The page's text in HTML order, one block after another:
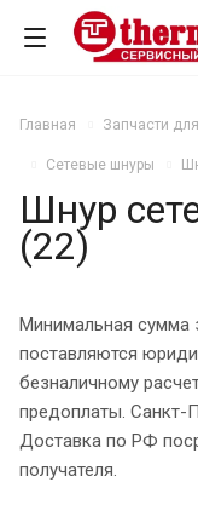
Главная Запчасти
Сетевые шнуры
Шнур
(22)
Минимальная сумма
поставляются
безналичному
предоплаты. Санкт-
Доставка по РФ
получателя.